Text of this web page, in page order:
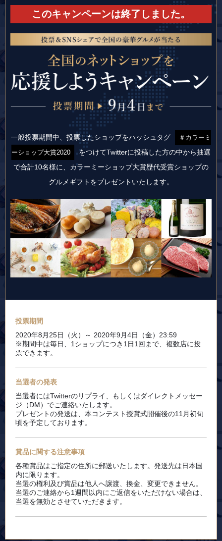
このキャンペーンは終了しました。
一般投票期間中、投票したショップをハッシュタグ
＃カラーミ
ーショップ大賞2020
をつけてTwitterに投稿した方の中から抽選
で合計10名様に、 カラーミーショップ大賞歴代受賞ショップの
グルメギフトをプレゼントいたします。
投票期間
2020年8月25日（火）～ 2020年9月4日（金）23:59
※期間中は毎日、1ショップにつき1日1回まで、複数店に投
票できます。
当選者の発表
当選者にはTwitterのリプライ、もしくはダイレクトメッセー
ジ（DM）でご連絡いたします。
プレゼントの発送は、本コンテスト授賞式開催後の11月初旬
頃を予定しております。
賞品に関する注意事項
各種賞品はご指定の住所に郵送いたします。発送先は日本国
内に限ります。
当選の権利及び賞品は他人へ譲渡、換金、変更できません。
当選のご連絡から1週間以内にご返信をいただけない場合は、
当選を無効とさせていただきます。